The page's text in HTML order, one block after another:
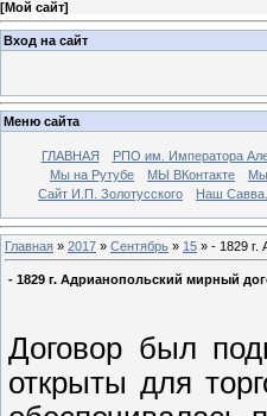
[Мой сайт]
Вход на сайт
Меню сайта
ГЛАВНАЯ РПО им. Императора
Мы на Рутубе
МЫ ВКонтакте Мы
Сайт И.П. Золотусского
Наш
Главная » 2017 » Сентябрь » 15 » - 1829 г.
- 1829 г. Адрианопольский мирный
Договор был
открыты для